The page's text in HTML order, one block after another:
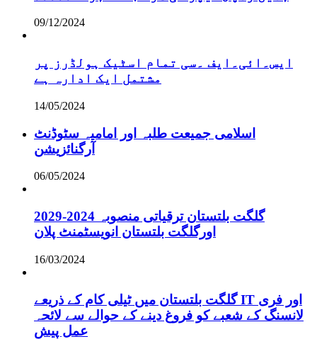
09/12/2024
ایس۔ائی۔ایف ۔سی تمام اسٹیک ہولڈرز پر
مشتمل ایک ادارہ ہے
14/05/2024
اسلامی جمیعت طلبہ اور امامیہ سٹوڈنٹ
آرگنائزیشن
06/05/2024
گلگت بلتستان ترقیاتی منصوبہ 2024-2029
اورگلگت بلتستان انویسٹمنٹ پلان
16/03/2024
گلگت بلتستان میں ٹیلی کام کے ذریعے IT اور فری
لانسنگ کے شعبے کو فروغ دینے کے حوالے سے لائحہ
عمل پیش